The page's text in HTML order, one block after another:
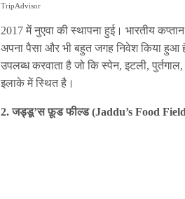
TripAdvisor
2017 में नुएवा की स्थापना हुई। भारतीय
अपना पैसा और भी बहुत जगह निवेश किया हुआ
उपलब्ध करवाता है जो कि स्पेन, इटली,
इलाके में स्थित है।
2. जड्डू’स फ़ूड फील्ड (Jaddu’s Food